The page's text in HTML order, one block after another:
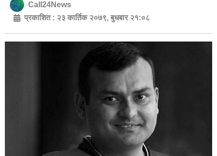
Call24News
प्रकाशित : २३ कार्तिक २०७९, बुधबार २१:०८